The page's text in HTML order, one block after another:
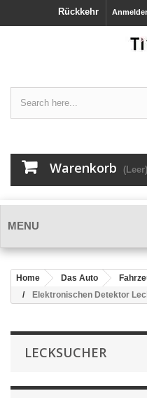
Rückkehr
Warenkorb (Leer)
MENU
Home Das Auto
Elektronischen Detektor
LECKSUCHER